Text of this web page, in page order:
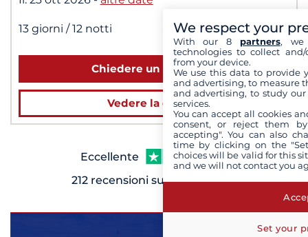
13 giorni / 12 notti dès 4 808 €
per 2 persone
Chiedere un preventivo
Vedere la crociera
Eccellente
212 recensioni su
We respect your
With our 8 partners, we
technologies to collect
from your device.
We use this data to provide
and advertising, to measure
and advertising, to study
services.
You can accept all cookies
consent, or reject them
accepting". You can also
time by clicking on the
choices will be valid for this
and we will not contact you
Set your